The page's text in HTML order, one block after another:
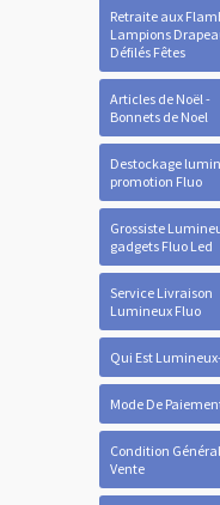
Retraite aux
Lampions
Défilés Fêtes
Articles de Noël -
Bonnets de Noel
Destockage
promotion Fluo
Grossiste
gadgets Fluo Led
Service Livraison
Lumineux Fluo
Qui Est
Mode De
Condition
Vente